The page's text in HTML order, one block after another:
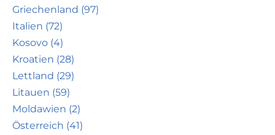
Griechenland (97)
Italien (72)
Kosovo (4)
Kroatien (28)
Lettland (29)
Litauen (59)
Moldawien (2)
Österreich (41)